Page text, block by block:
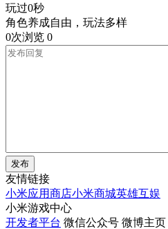
玩过0秒
角色养成自由，玩法多样
0次浏览 0
发布
友情链接
小米应用商店小米商城英雄互娱
小米游戏中心
开发者平台 微信公众号 微博主页